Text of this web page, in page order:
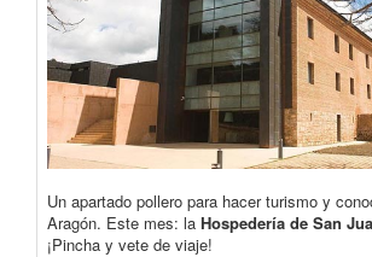
Un apartado pollero para hacer turismo y
Aragón. Este mes: la Hospedería de San
¡Pincha y vete de viaje!